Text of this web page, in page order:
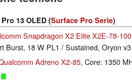
13 OLED (Surface Pro Serie)
Snapdragon X2 Elite X2E-78-100
Burst, 18 W PL1 / Sustained, Oryon v3
Adreno X2-85, Core: 1350